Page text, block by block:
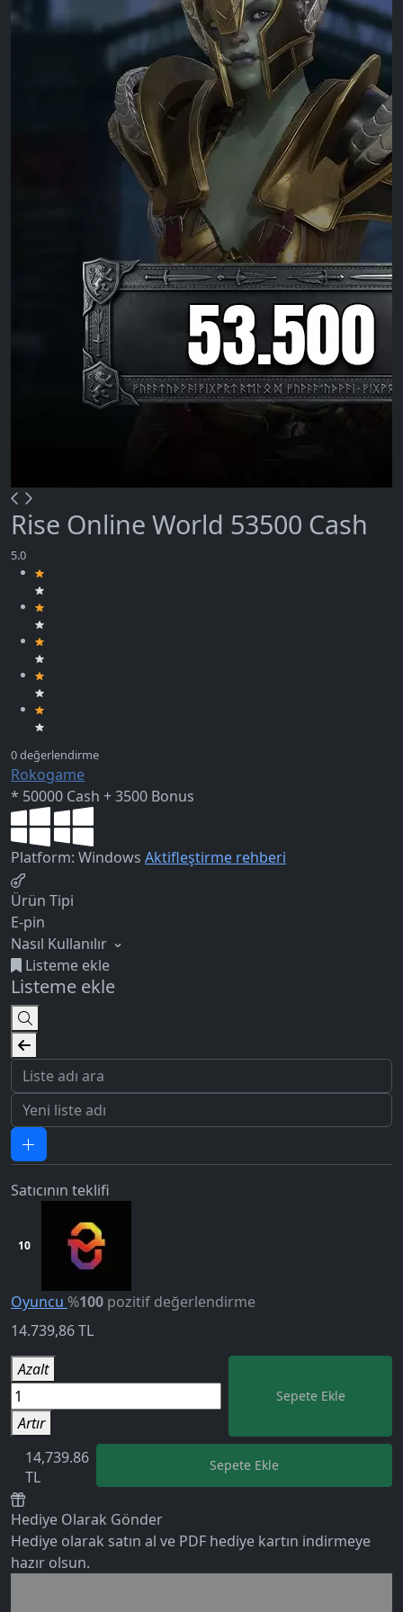
Rise Online World 53500 Cash
5.0
Rokogame
* 50000 Cash + 3500 Bonus
Platform: Windows Aktifleştirme rehberi
Ürün Tipi
E-pin
Nasıl Kullanılır
Listeme ekle
Listeme ekle
Satıcının teklifi
10
Oyuncu %100 pozitif değerlendirme
14.739,86TL
Azalt
Artır
Sepete Ekle
14,739.86
TL
Sepete Ekle
Hediye Olarak Gönder
Hediye olarak satın al ve PDF hediye kartın indirmeye
hazır olsun.